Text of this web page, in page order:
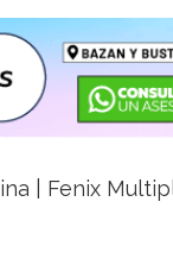
| Fenix